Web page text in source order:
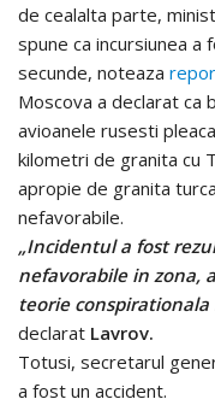
de cealalta parte,
spune ca incursiunea a
secunde, noteaza
Moscova a declarat ca
avioanele rusesti
kilometri de granita cu
apropie de granita
nefavorabile.
„Incidentul a fost
nefavorabile in zona,
teorie
declarat Lavrov.
Totusi, secretarul
a fost un accident.